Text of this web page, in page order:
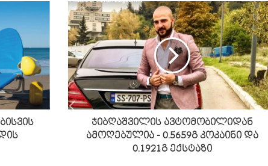
ჯიბღაშვილის ავტომობილიდან
ამოღებულია - 0.5659გ კოკაინი და
0.1921გ ექსტაზი